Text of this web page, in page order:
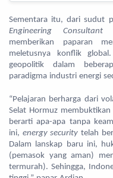
Sementara itu, dari sudut
Engineering Consultant
memberikan paparan
meletusnya konflik
geopolitik dalam
paradigma industri energi
“Pelajaran berharga dari
Selat Hormuz
berarti apa-apa tanpa
ini, energy securitytelah
Dalam lanskap baru ini,
(pemasok yang aman)
termurah). Sehingga,